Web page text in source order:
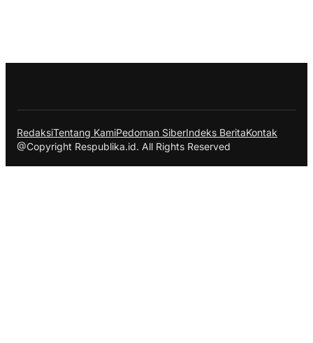
RedaksiTentang KamiPedoman SiberIndeks BeritaKontak
@Copyright Respublika.id. All Rights Reserved